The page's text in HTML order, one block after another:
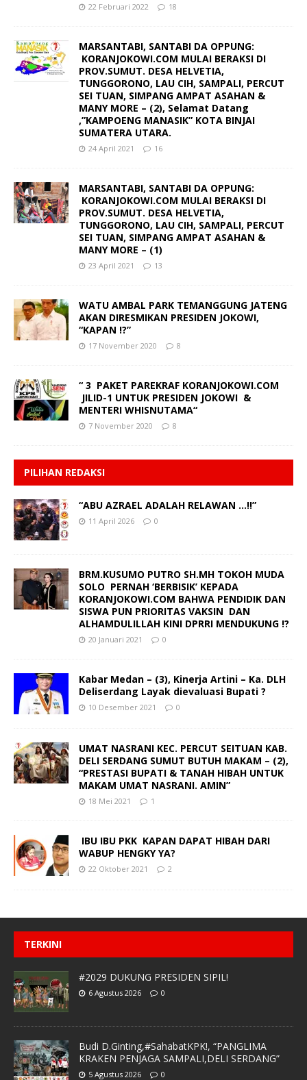
22 Februari 2022 18
MARSANTABI, SANTABI DA OPPUNG:
KORANJOKOWI.COM MULAI BERAKSI DI
PROV.SUMUT. DESA HELVETIA,
TUNGGORONO, LAU CIH, SAMPALI, PERCUT
SEI TUAN, SIMPANG AMPAT ASAHAN &
MANY MORE – (2), Selamat Datang
,”KAMPOENG MANASIK” KOTA BINJAI
SUMATERA UTARA.
24 April 2021 16
MARSANTABI, SANTABI DA OPPUNG:
KORANJOKOWI.COM MULAI BERAKSI DI
PROV.SUMUT. DESA HELVETIA,
TUNGGORONO, LAU CIH, SAMPALI, PERCUT
SEI TUAN, SIMPANG AMPAT ASAHAN &
MANY MORE – (1)
23 April 2021 13
WATU AMBAL PARK TEMANGGUNG JATENG
AKAN DIRESMIKAN PRESIDEN JOKOWI,
“KAPAN !?”
17 November 2020 8
“ 3 PAKET PAREKRAF KORANJOKOWI.COM
JILID-1 UNTUK PRESIDEN JOKOWI &
MENTERI WHISNUTAMA“
7 November 2020 8
PILIHAN REDAKSI
“ABU AZRAEL ADALAH RELAWAN …!!”
11 April 2026 0
BRM.KUSUMO PUTRO SH.MH TOKOH MUDA
SOLO PERNAH ‘BERBISIK’ KEPADA
KORANJOKOWI.COM BAHWA PENDIDIK DAN
SISWA PUN PRIORITAS VAKSIN DAN
ALHAMDULILLAH KINI DPRRI MENDUKUNG !?
20 Januari 2021 0
Kabar Medan – (3), Kinerja Artini – Ka. DLH
Deliserdang Layak dievaluasi Bupati ?
10 Desember 2021 0
UMAT NASRANI KEC. PERCUT SEITUAN KAB.
DELI SERDANG SUMUT BUTUH MAKAM – (2),
“PRESTASI BUPATI & TANAH HIBAH UNTUK
MAKAM UMAT NASRANI. AMIN”
18 Mei 2021 1
IBU IBU PKK KAPAN DAPAT HIBAH DARI
WABUP HENGKY YA?
22 Oktober 2021 2
TERKINI
#2029 DUKUNG PRESIDEN SIPIL!
6 Agustus 2026 0
Budi D.Ginting,#SahabatKPK!, “PANGLIMA
KRAKEN PENJAGA SAMPALI,DELI SERDANG”
5 Agustus 2026 0